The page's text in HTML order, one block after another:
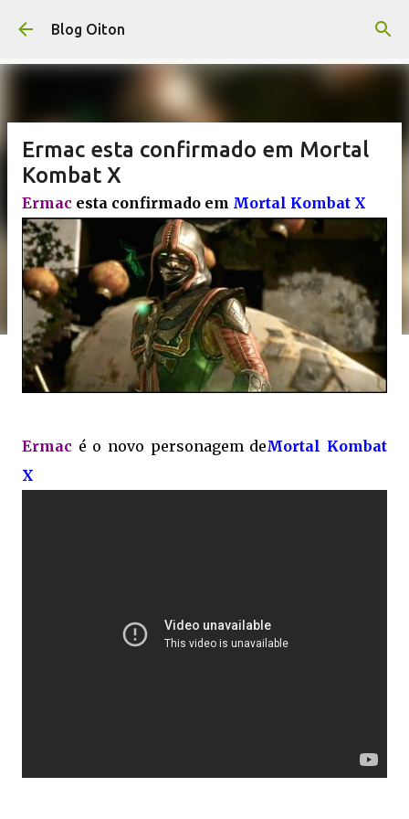
Pular para o conteúdo principal
Blog Oiton
Ermac esta confirmado em Mortal
Kombat X
Ermac esta confirmado em Mortal Kombat X
Ermac é o novo personagem deMortal Kombat
X